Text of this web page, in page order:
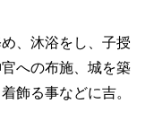
、沐浴をし、子授
への布施、城を築
飾る事などに吉。